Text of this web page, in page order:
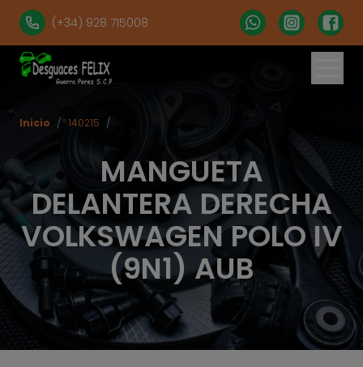
(+34) 928 715008
MANGUETA
DELANTERA DERECHA
VOLKSWAGEN POLO IV
(9N1) AUB
Inicio / 140215 /